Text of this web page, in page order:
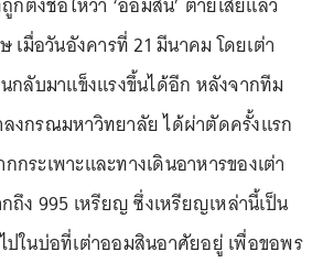
เมื่อวันอังคารที่ 21 มีนาคม โดยเต่า
กลับมาแข็งแรงขึ้นได้อีก หลังจากทีม
กรณมหาวิทยาลัย ได้ผ่าตัดครั้งแรก
ระเพาะและทางเดินอาหารของเต่า
ง 995 เหรียญ ซึ่งเหรียญเหล่านี้เป็น
ในบ่อที่เต่าออมสินอาศัยอยู่ เพื่อขอพร